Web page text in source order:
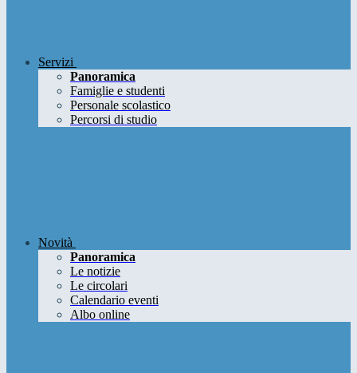
Servizi
Panoramica
Famiglie e studenti
Personale scolastico
Percorsi di studio
Novità
Panoramica
Le notizie
Le circolari
Calendario eventi
Albo online